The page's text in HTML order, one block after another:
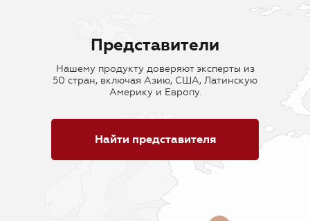
Представители
Нашему продукту доверяют эксперты из
50 стран, включая Азию, США, Латинскую
Америку и Европу.
Найти представителя